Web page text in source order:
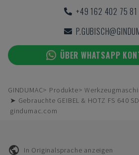
+49 162 402 75 81
ÜBER WHATSAPP
GINDUMAC Produkte
➤ Gebrauchte GEIBEL & HOTZ FS 640
gindumac.com
In Originalsprache anzeigen